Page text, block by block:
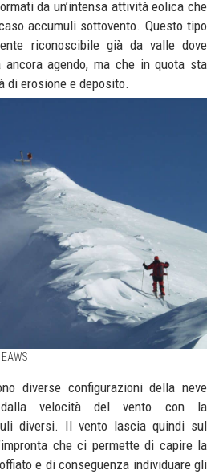
da un’intensa attività eolica che
accumuli sottovento. Questo tipo
riconoscibile già da valle dove
agendo, ma che in quota sta
di erosione e deposito.
diverse configurazioni della neve
dalla velocità del vento con la
diversi. Il vento lascia quindi sul
che ci permette di capire la
e di conseguenza individuare gli